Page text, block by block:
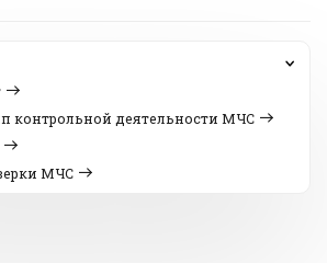
контрольной деятельности МЧС
МЧС